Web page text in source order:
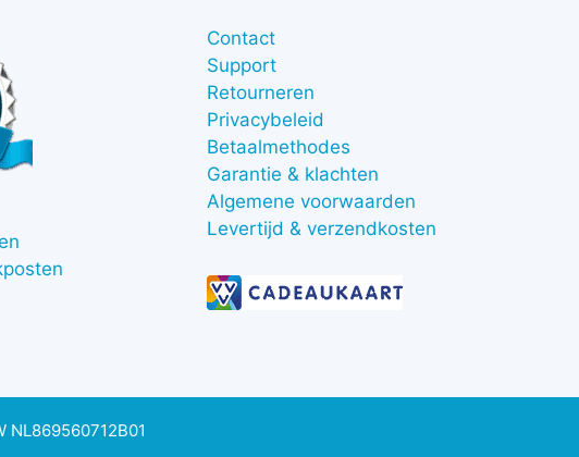
Contact
Support
Retourneren
Privacybeleid
Betaalmethodes
Garantie & klachten
Algemene voorwaarden
Levertijd & verzendkosten